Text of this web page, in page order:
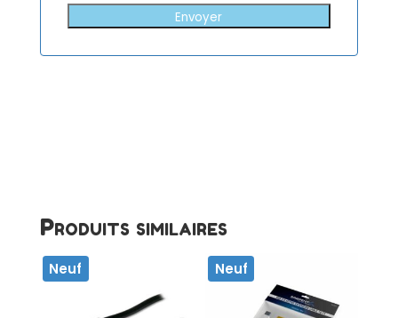
Envoyer
Produits similaires
Neuf Neuf